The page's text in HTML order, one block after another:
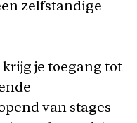
zelfstandige
krijg je toegang tot
van stages